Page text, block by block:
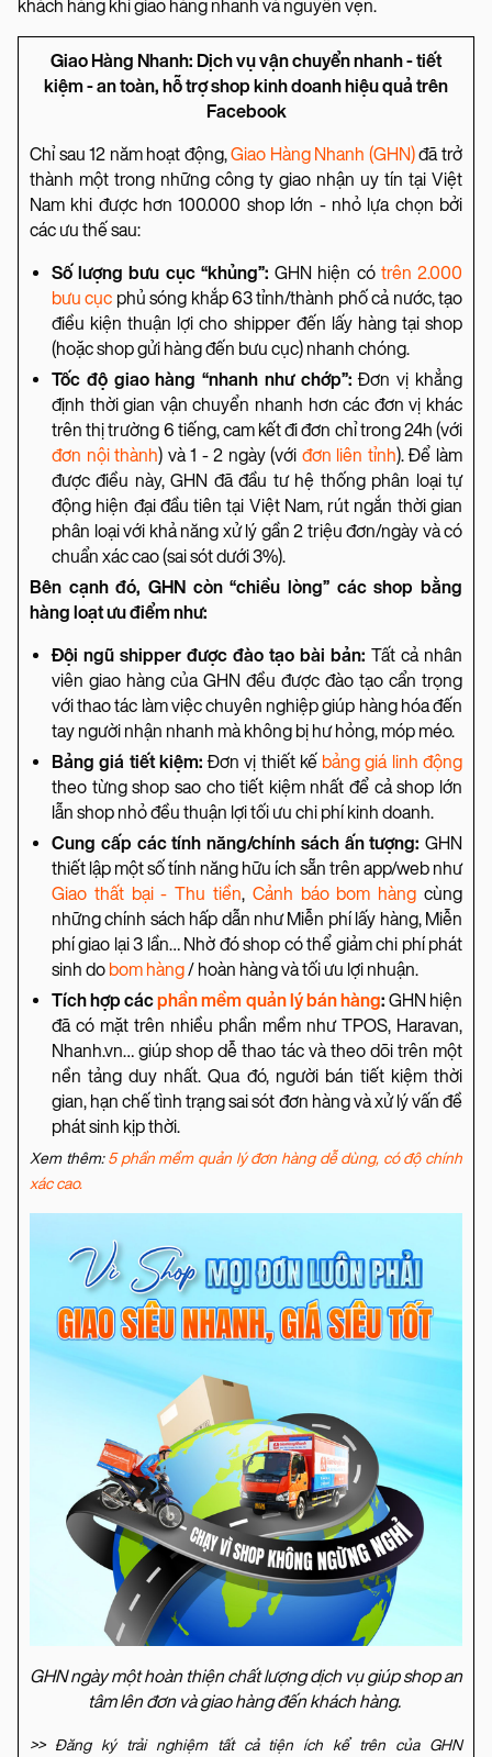
khách hàng khi giao hàng nhanh và nguyên vẹn.
Giao Hàng Nhanh: Dịch vụ vận chuyển nhanh - tiết
kiệm - an toàn, hỗ trợ shop kinh doanh hiệu quả trên
Facebook
Chỉ sau 12 năm hoạt động,Giao Hàng Nhanh (GHN)đã trở
thành một trong những công ty giao nhận uy tín tại Việt
Nam khi được hơn 100.000 shop lớn - nhỏ lựa chọn bởi
các ưu thế sau:
Số lượng bưu cục “khủng”: GHN hiện có trên 2.000
bưu cục phủ sóng khắp 63 tỉnh/thành phố cả nước, tạo
điều kiện thuận lợi cho shipper đến lấy hàng tại shop
(hoặc shop gửi hàng đến bưu cục) nhanh chóng.
Tốc độ giao hàng “nhanh như chớp”: Đơn vị khẳng
định thời gian vận chuyển nhanh hơn các đơn vị khác
trên thị trường 6 tiếng, cam kết đi đơn chỉ trong 24h (với
đơn nội thành) và 1 - 2 ngày (với đơn liên tỉnh). Để làm
được điều này, GHN đã đầu tư hệ thống phân loại tự
động hiện đại đầu tiên tại Việt Nam, rút ngắn thời gian
phân loại với khả năng xử lý gần 2 triệu đơn/ngày và có
chuẩn xác cao (sai sót dưới 3%).
Bên cạnh đó, GHN còn “chiều lòng” các shop bằng
hàng loạt ưu điểm như:
Đội ngũ shipper được đào tạo bài bản: Tất cả nhân
viên giao hàng của GHN đều được đào tạo cẩn trọng
với thao tác làm việc chuyên nghiệp giúp hàng hóa đến
tay người nhận nhanh mà không bị hư hỏng, móp méo.
Bảng giá tiết kiệm:Đơn vị thiết kế bảng giá linh động
theo từng shop sao cho tiết kiệm nhất để cả shop lớn
lẫn shop nhỏ đều thuận lợi tối ưu chi phí kinh doanh.
Cung cấp các tính năng/chính sách ấn tượng: GHN
thiết lập một số tính năng hữu ích sẵn trên app/web như
Giao thất bại - Thu tiền, Cảnh báo bom hàng cùng
những chính sách hấp dẫn như Miễn phí lấy hàng, Miễn
phí giao lại 3 lần… Nhờ đó shop có thể giảm chi phí phát
sinh do bom hàng/ hoàn hàng và tối ưu lợi nhuận.
Tích hợp cácphần mềm quản lý bán hàng: GHN hiện
đã có mặt trên nhiều phần mềm như TPOS, Haravan,
Nhanh.vn… giúp shop dễ thao tác và theo dõi trên một
nền tảng duy nhất. Qua đó, người bán tiết kiệm thời
gian, hạn chế tình trạng sai sót đơn hàng và xử lý vấn đề
phát sinh kịp thời.
Xem thêm:5 phần mềm quản lý đơn hàng dễ dùng, có độ chính
xác cao.
GHN ngày một hoàn thiện chất lượng dịch vụ giúp shop an
tâm lên đơn và giao hàng đến khách hàng.
>> Đăng ký trải nghiệm tất cả tiện ích kể trên của GHN